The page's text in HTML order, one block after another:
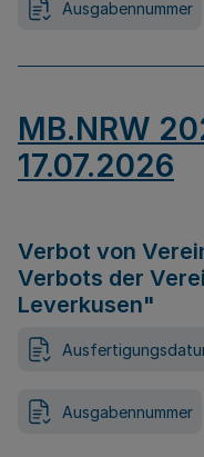
Ausgabennummer
MB.NRW
17.07.2026
Verbot von
Verbots der
Leverkusen"
Ausgabennummer